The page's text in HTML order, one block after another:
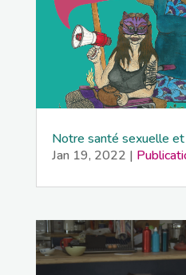
Notre santé sexuelle
Jan 19, 2022 |